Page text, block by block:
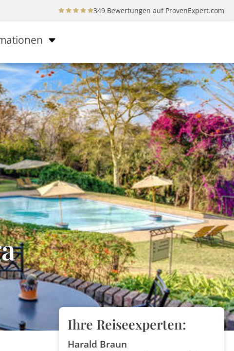
349 Bewertungen auf ProvenExpert.com
Ihre Reiseexperten:
Harald Braun